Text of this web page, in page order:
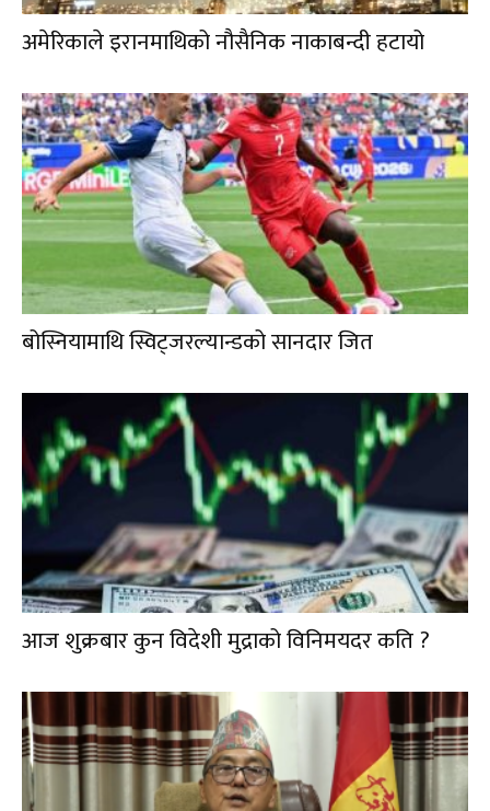
अमेरिकाले इरानमाथिको नौसैनिक नाकाबन्दी हटायो
बोस्नियामाथि स्विट्जरल्यान्डको सानदार जित
आज शुक्रबार कुन विदेशी मुद्राको विनिमयदर कति ?